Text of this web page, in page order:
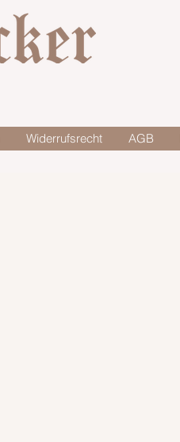
Widerrufsrecht AGB